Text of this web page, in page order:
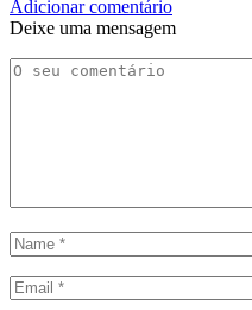
Adicionar comentário
Deixe uma mensagem